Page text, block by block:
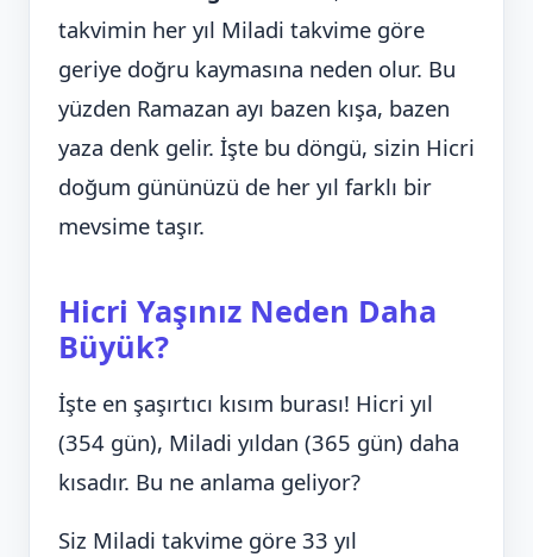
takvimin her yıl Miladi takvime göre
geriye doğru kaymasına neden olur. Bu
yüzden Ramazan ayı bazen kışa, bazen
yaza denk gelir. İşte bu döngü, sizin Hicri
doğum gününüzü de her yıl farklı bir
mevsime taşır.
Hicri Yaşınız Neden Daha
Büyük?
İşte en şaşırtıcı kısım burası! Hicri yıl
(354 gün), Miladi yıldan (365 gün) daha
kısadır. Bu ne anlama geliyor?
Siz Miladi takvime göre 33 yıl